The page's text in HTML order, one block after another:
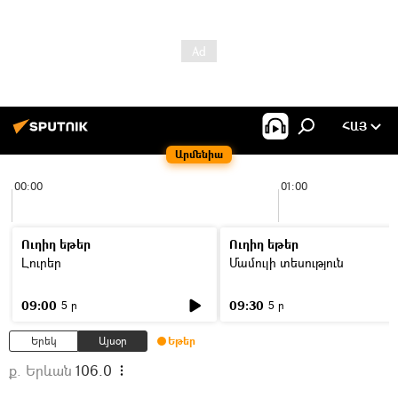
Արմենիա
ՀԱՅ
00:00 01:00
Ուղիղ եթեր
Լուրեր
09:00 5 ր
Ուղիղ եթեր
Մամուլի տեսություն
09:30 5 ր
Երեկ Այսօր Եթեր
ք. Երևան 106.0